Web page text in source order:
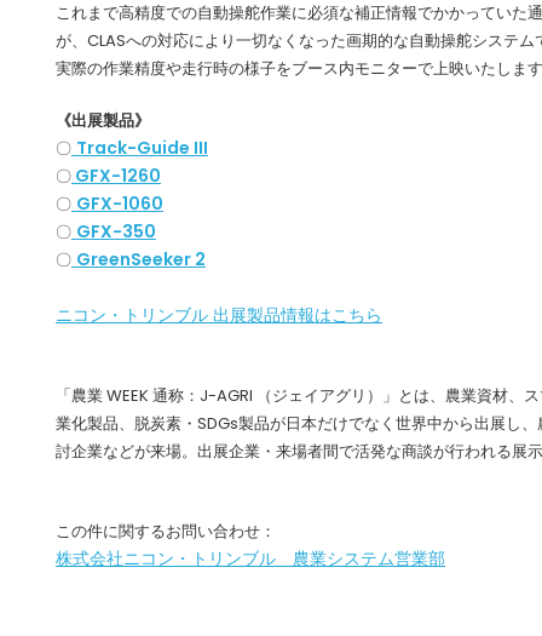
これまで高精度での自動操舵作業に必須な補正情報でかかっていた
が、CLASへの対応により一切なくなった画期的な自動操舵システム
実際の作業精度や走行時の様子をブース内モニターで上映いたしま
《出展製品》
〇 Track-Guide III
〇GFX-1260
〇 GFX-1060
〇 GFX-350
〇 GreenSeeker 2
ニコン・トリンブル 出展製品情報はこちら
「農業 WEEK 通称：J-AGRI （ジェイアグリ）」とは、農業資材、
業化製品、脱炭素・SDGs製品が日本だけでなく世界中から出展し
討企業などが来場。出展企業・来場者間で活発な商談が行われる展
この件に関するお問い合わせ：
株式会社ニコン・トリンブル 農業システム営業部